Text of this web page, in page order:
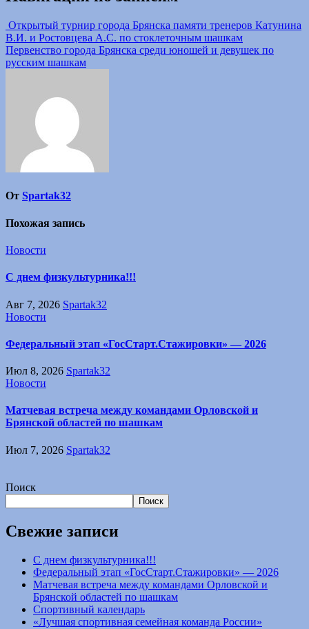
Открытый турнир города Брянска памяти тренеров Катунина
В.И. и Ростовцева А.С. по стоклеточным шашкам
Первенство города Брянска среди юношей и девушек по
русским шашкам
От Spartak32
Похожая запись
Новости
С днем физкультурника!!!
Авг 7, 2026 Spartak32
Новости
Федеральный этап «ГосСтарт.Стажировки» — 2026
Июл 8, 2026 Spartak32
Новости
Матчевая встреча между командами Орловской и
Брянской областей по шашкам
Июл 7, 2026 Spartak32
Поиск
Поиск
Свежие записи
С днем физкультурника!!!
Федеральный этап «ГосСтарт.Стажировки» — 2026
Матчевая встреча между командами Орловской и
Брянской областей по шашкам
Спортивный календарь
«Лучшая спортивная семейная команда России»